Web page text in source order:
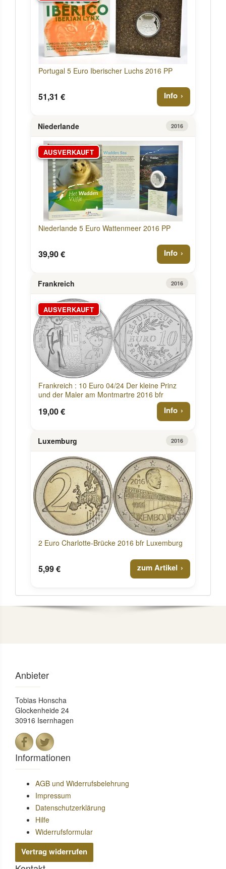
Portugal 5 Euro Iberischer Luchs 2016 PP
51,31 € Info
Niederlande 2016
AUSVERKAUFT
Niederlande 5 Euro Wattenmeer 2016 PP
39,90 € Info
Frankreich 2016
AUSVERKAUFT
Frankreich : 10 Euro 04/24 Der kleine Prinz
und der Maler am Montmartre 2016 bfr
19,00 € Info
Luxemburg 2016
2 Euro Charlotte-Brücke 2016 bfr Luxemburg
5,99 € zum Artikel
Anbieter
Tobias Honscha
Glockenheide 24
30916 Isernhagen
Informationen
AGB und Widerrufsbelehrung
Impressum
Datenschutzerklärung
Hilfe
Widerrufsformular
Vertrag widerrufen